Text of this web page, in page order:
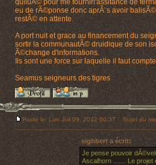
quiluÃ© pour me fournirl'assitance de
eu de rÃ©ponse donc aprÃ¨s avoir
restÃ© en attente.
A port nuit et grace au financement du
sortir la communautÃ© druidique de son
Ã©change d'informations.
Ils sont une force sur laquelle il faut
Seamus seigneurs des tigres
Posté le: Lun Juil 09, 2012 00:37 Sujet du
sighbert a écrit:
Je pense pouvoir
Ascalhorn ....... Le